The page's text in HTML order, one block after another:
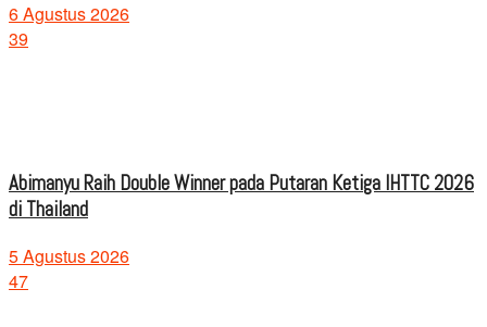
6 Agustus 2026
39
Abimanyu Raih Double Winner pada Putaran Ketiga IHTTC 2026
di Thailand
5 Agustus 2026
47